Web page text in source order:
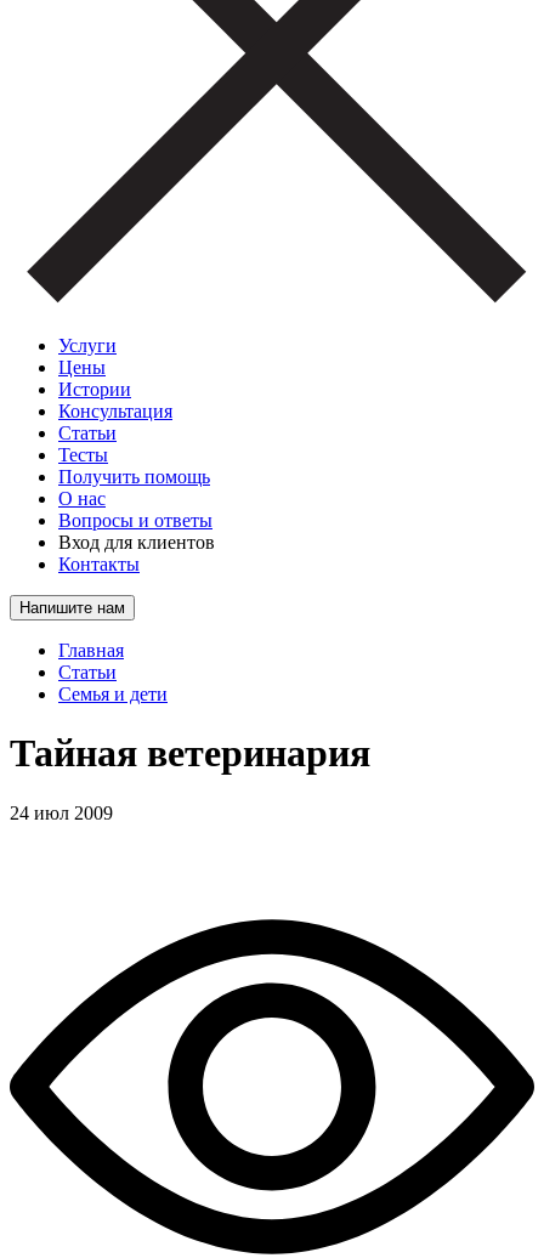
Услуги
Цены
Истории
Консультация
Статьи
Тесты
Получить помощь
О нас
Вопросы и ответы
Вход для клиентов
Контакты
Напишите нам
Главная
Статьи
Семья и дети
Тайная ветеринария
24 июл 2009